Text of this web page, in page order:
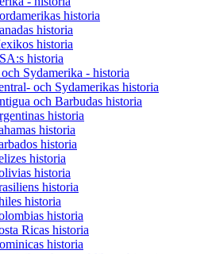
historia
historia
historia
historia
Sydamerika - historia
och Sydamerikas historia
och Barbudas historia
historia
historia
historia
historia
historia
historia
historia
historia
Ricas historia
historia